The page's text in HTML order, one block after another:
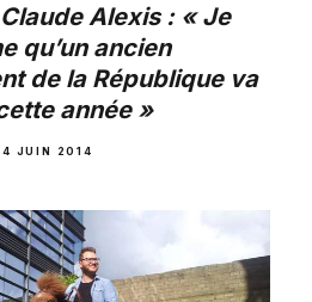
Alexis : « Je
qu’un ancien
de la République va
année »
JUIN 2014